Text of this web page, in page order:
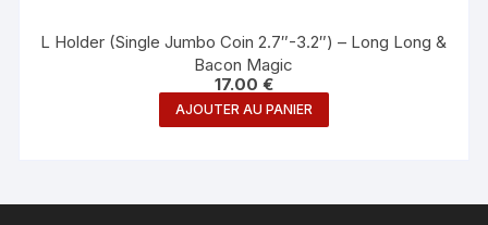
L Holder (Single Jumbo Coin 2.7″-3.2″) – Long Long &
Bacon Magic
17.00 €
AJOUTER AU PANIER